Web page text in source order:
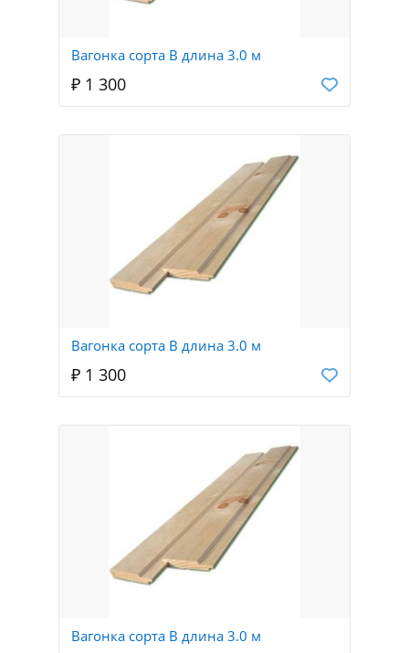
Вагонка сорта В длина 3.0 м
₽ 1 300
Вагонка сорта В длина 3.0 м
₽ 1 300
Вагонка сорта В длина 3.0 м